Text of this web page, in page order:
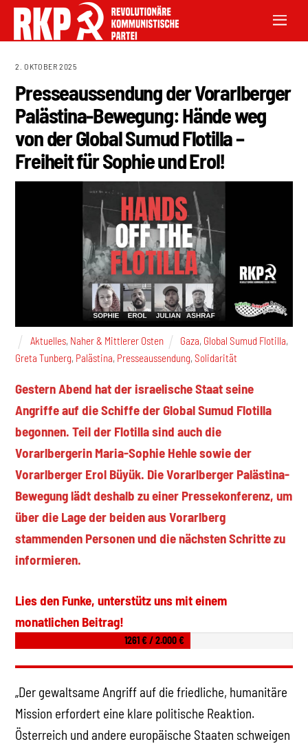
2. OKTOBER 2025
Presseaussendung der Vorarlberger
Palästina-Bewegung: Hände weg
von der Global Sumud Flotilla –
Freiheit für Sophie und Erol!
Aktuelles, Naher & Mittlerer Osten Gaza, Global Sumud Flotilla,
Greta Tunberg, Palästina, Presseaussendung,Solidarität
Gestern Abend hat der israelische Staat seine
Angriffe auf die Schiffe der Global Sumud Flotilla
begonnen. Teil der Flotilla sind auch die
Vorarlbergerin Maria-Sophie Hehle sowie der
Vorarlberger Erol Büyük. Die Vorarlberger Palästina-
Bewegung lädt deshalb zu einer Pressekonferenz, um
über die Lage der beiden aus Vorarlberg
stammenden Personen und die nächsten Schritte zu
informieren.
Lies den Funke, unterstütz uns mit einem
monatlichen Beitrag!
1261 € / 2.000 €
„Der gewaltsame Angriff auf die friedliche, humanitäre
Mission erfordert eine klare politische Reaktion.
Österreich und andere europäische Staaten schweigen